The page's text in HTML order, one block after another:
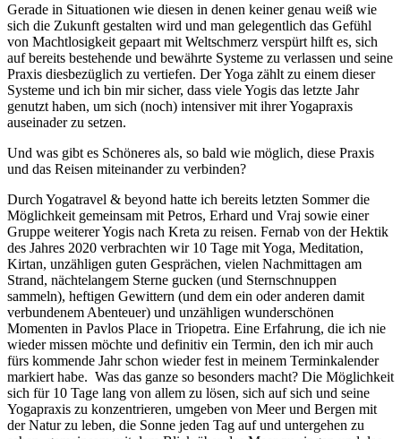
Gerade in Situationen wie diesen in denen keiner genau weiß wie
sich die Zukunft gestalten wird und man gelegentlich das Gefühl
von Machtlosigkeit gepaart mit Weltschmerz verspürt hilft es, sich
auf bereits bestehende und bewährte Systeme zu verlassen und seine
Praxis diesbezüglich zu vertiefen. Der Yoga zählt zu einem dieser
Systeme und ich bin mir sicher, dass viele Yogis das letzte Jahr
genutzt haben, um sich (noch) intensiver mit ihrer Yogapraxis
auseinader zu setzen.
Und was gibt es Schöneres als, so bald wie möglich, diese Praxis
und das Reisen miteinander zu verbinden?
Durch Yogatravel & beyond hatte ich bereits letzten Sommer die
Möglichkeit gemeinsam mit Petros, Erhard und Vraj sowie einer
Gruppe weiterer Yogis nach Kreta zu reisen. Fernab von der Hektik
des Jahres 2020 verbrachten wir 10 Tage mit Yoga, Meditation,
Kirtan, unzähligen guten Gesprächen, vielen Nachmittagen am
Strand, nächtelangem Sterne gucken (und Sternschnuppen
sammeln), heftigen Gewittern (und dem ein oder anderen damit
verbundenem Abenteuer) und unzähligen wunderschönen
Momenten in Pavlos Place in Triopetra. Eine Erfahrung, die ich nie
wieder missen möchte und definitiv ein Termin, den ich mir auch
fürs kommende Jahr schon wieder fest in meinem Terminkalender
markiert habe. Was das ganze so besonders macht? Die Möglichkeit
sich für 10 Tage lang von allem zu lösen, sich auf sich und seine
Yogapraxis zu konzentrieren, umgeben von Meer und Bergen mit
der Natur zu leben, die Sonne jeden Tag auf und untergehen zu